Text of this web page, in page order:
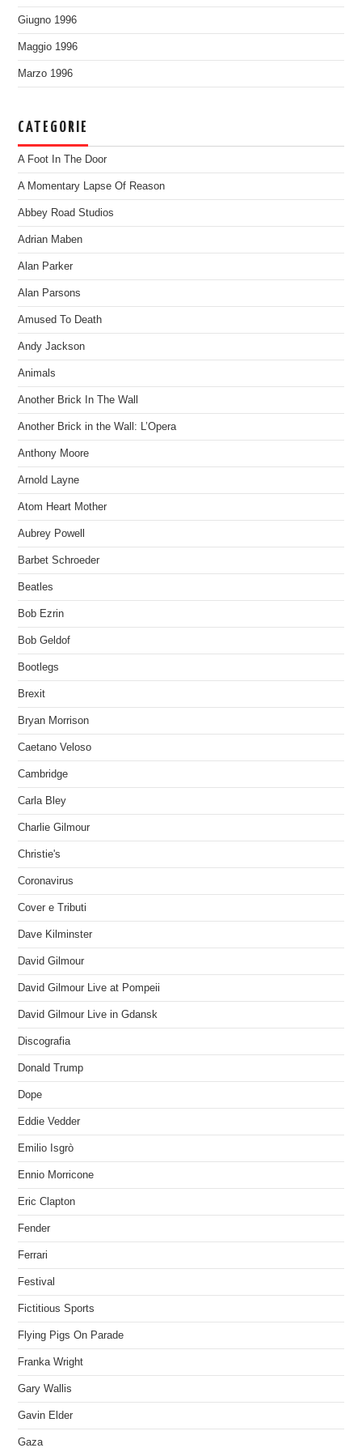
Giugno 1996
Maggio 1996
Marzo 1996
CATEGORIE
A Foot In The Door
A Momentary Lapse Of Reason
Abbey Road Studios
Adrian Maben
Alan Parker
Alan Parsons
Amused To Death
Andy Jackson
Animals
Another Brick In The Wall
Another Brick in the Wall: L’Opera
Anthony Moore
Arnold Layne
Atom Heart Mother
Aubrey Powell
Barbet Schroeder
Beatles
Bob Ezrin
Bob Geldof
Bootlegs
Brexit
Bryan Morrison
Caetano Veloso
Cambridge
Carla Bley
Charlie Gilmour
Christie's
Coronavirus
Cover e Tributi
Dave Kilminster
David Gilmour
David Gilmour Live at Pompeii
David Gilmour Live in Gdansk
Discografia
Donald Trump
Dope
Eddie Vedder
Emilio Isgrò
Ennio Morricone
Eric Clapton
Fender
Ferrari
Festival
Fictitious Sports
Flying Pigs On Parade
Franka Wright
Gary Wallis
Gavin Elder
Gaza